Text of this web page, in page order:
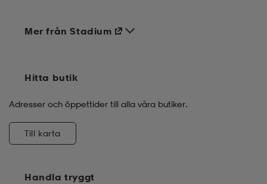
Handla tryggt
Mer från Stadium
Hitta butik
Adresser och öppettider till alla våra butiker.
Till karta